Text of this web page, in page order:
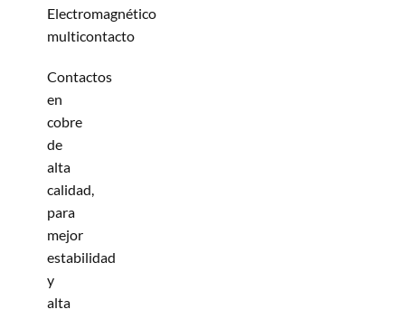
Electromagnético
multicontacto
Contactos
en
cobre
de
alta
calidad,
para
mejor
estabilidad
y
alta